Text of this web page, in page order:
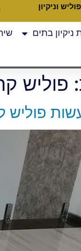
וניקיון
ניקיון בתים
פוליש
לרצפה לבד? 7